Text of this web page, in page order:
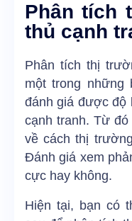
Phân tích
thủ cạnh
Phân tích thị
một trong những
đánh giá được độ
cạnh tranh. Từ
về cách thị
Đánh giá xem
cực hay không.
Hiện tại, bạn có